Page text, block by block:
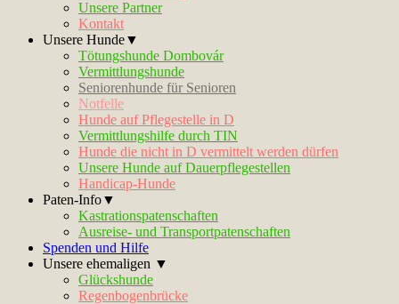
Unsere Partner
Kontakt
Unsere Hunde▼
Tötungshunde Dombovár
Vermittlungshunde
Seniorenhunde für Senioren
Notfelle
Hunde auf Pflegestelle in D
Vermittlungshilfe durch TIN
Hunde die nicht in D vermittelt werden dürfen
Unsere Hunde auf Dauerpflegestellen
Handicap-Hunde
Paten-Info▼
Kastrationspatenschaften
Ausreise- und Transportpatenschaften
Spenden und Hilfe
Unsere ehemaligen ▼
Glückshunde
Regenbogenbrücke